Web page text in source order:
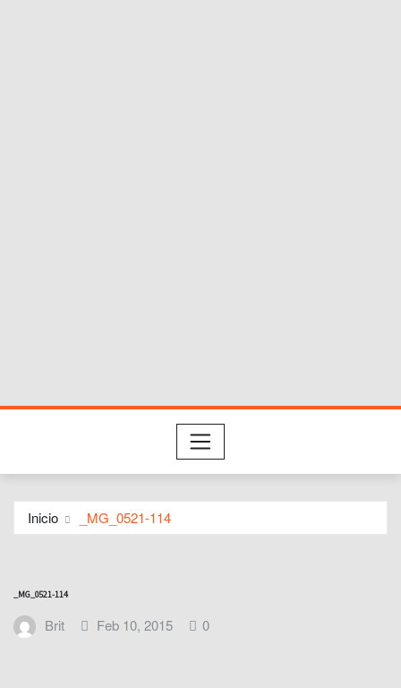
Inicio _MG_0521-114
_MG_0521-114
Brit Feb 10, 2015 0